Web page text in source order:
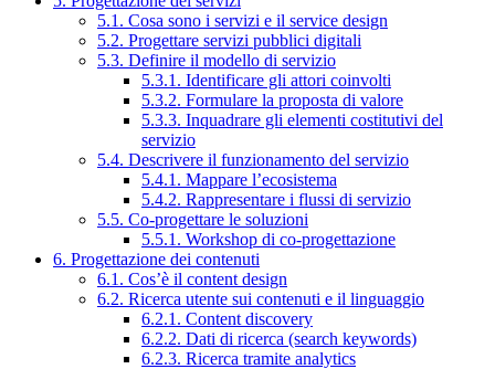
5.1. Cosa sono i servizi e il service design
5.2. Progettare servizi pubblici digitali
5.3. Definire il modello di servizio
5.3.1. Identificare gli attori coinvolti
5.3.2. Formulare la proposta di valore
5.3.3. Inquadrare gli elementi costitutivi del
servizio
5.4. Descrivere il funzionamento del servizio
5.4.1. Mappare l’ecosistema
5.4.2. Rappresentare i flussi di servizio
5.5. Co-progettare le soluzioni
5.5.1. Workshop di co-progettazione
6. Progettazione dei contenuti
6.1. Cos’è il content design
6.2. Ricerca utente sui contenuti e il linguaggio
6.2.1. Content discovery
6.2.2. Dati di ricerca (search keywords)
6.2.3. Ricerca tramite analytics